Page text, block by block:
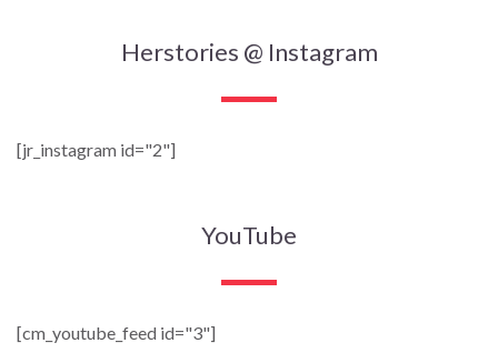
Herstories @ Instagram
[jr_instagram id="2"]
YouTube
[cm_youtube_feed id="3"]